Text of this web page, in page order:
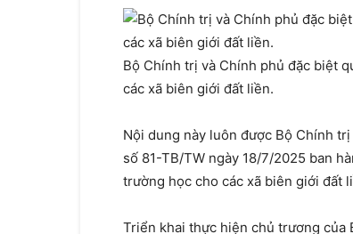
Bộ Chính trị và Chính phủ đặc biệt
các xã biên giới đất liền.
Nội dung này luôn được Bộ Chính
số 81-TB/TW ngày 18/7/2025 ban
trường học cho các xã biên giới đất
Triển khai thực hiện chủ trương của